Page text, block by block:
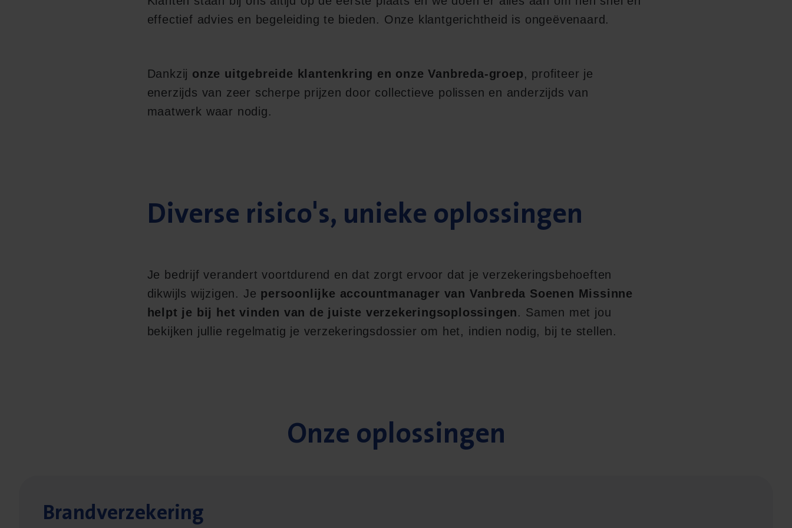
effectief advies en begeleiding te bieden. Onze klantgerichtheid is ongeëvenaard.
Dankzij onze uitgebreide klantenkring en onze Vanbreda-groep, profiteer je
enerzijds van zeer scherpe prijzen door collectieve polissen en anderzijds van
maatwerk waar nodig.
Diverse risico's, unieke oplossingen
Je bedrijf verandert voortdurend en dat zorgt ervoor dat je verzekeringsbehoeften
dikwijls wijzigen. Je persoonlijke accountmanager van Vanbreda Soenen Missinne
helpt je bij het vinden van de juiste verzekeringsoplossingen. Samen met jou
bekijken jullie regelmatig je verzekeringsdossier om het, indien nodig, bij te stellen.
Onze oplos­sin­gen
Brand­ver­ze­ke­ring